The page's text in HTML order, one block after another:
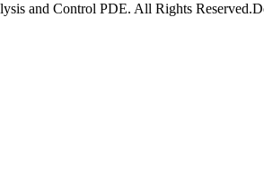
and Control PDE. All Rights Reserved.